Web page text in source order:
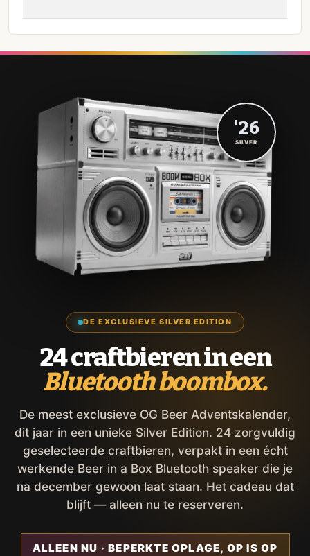
DE EXCLUSIEVE SILVER EDITION
24 craftbieren in een
Bluetooth boombox.
De meest exclusieve OG Beer Adventskalender,
dit jaar in een unieke Silver Edition. 24 zorgvuldig
geselecteerde craftbieren, verpakt in een écht
werkende Beer in a Box Bluetooth speaker die je
na december gewoon laat staan. Het cadeau dat
blijft — alleen nu te reserveren.
ALLEEN NU · BEPERKTE OPLAGE, OP IS OP
'26
SILVER